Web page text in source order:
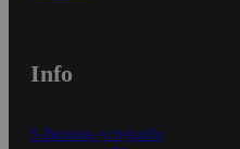
Info
S-Business yrityksille